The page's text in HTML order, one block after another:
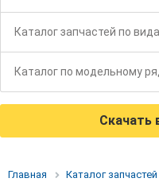
Каталог запчастей по
Каталог по модельному
Скачать
Главная
Каталог